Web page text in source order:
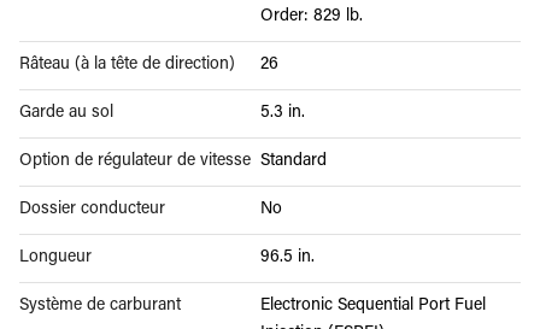
Order: 829 lb.
Râteau (à la tête de direction) 26
Garde au sol 5.3 in.
Option de régulateur de vitesse Standard
Dossier conducteur No
Longueur 96.5 in.
Système de carburant
Electronic Sequential Port Fuel